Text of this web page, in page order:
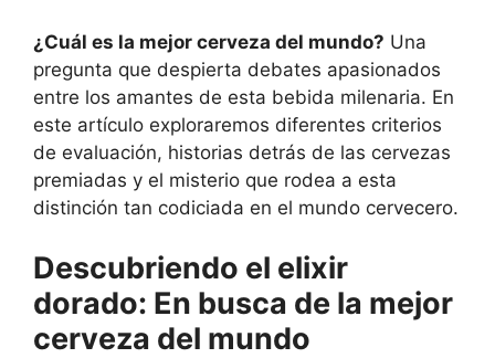
¿Cuál es la mejor cerveza del mundo? Una
pregunta que despierta debates apasionados
entre los amantes de esta bebida milenaria. En
este artículo exploraremos diferentes criterios
de evaluación, historias detrás de las cervezas
premiadas y el misterio que rodea a esta
distinción tan codiciada en el mundo cervecero.
Descubriendo el elixir
dorado: En busca de la mejor
cerveza del mundo